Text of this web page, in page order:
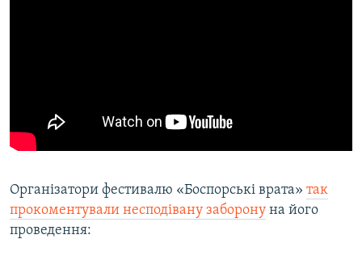
Організатори фестивалю «Боспорські врата» так
прокоментували несподівану заборону на його
проведення: